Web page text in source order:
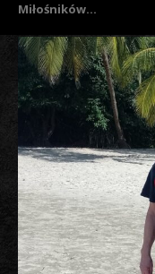
Miłośników...